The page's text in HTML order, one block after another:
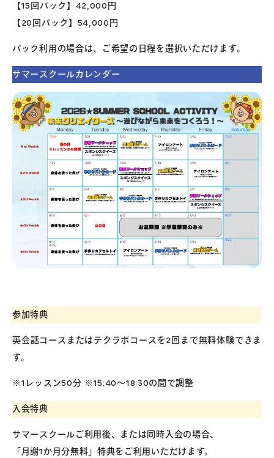
【15回パック】42,000円
【20回パック】54,000円
パック利用の場合は、ご希望の日程を選択いただけます。
サマースクールカレンダー
参加特典
英会話コースまたはテクラボコースを2回まで無料体験できま
す。
※1レッスン50分 ※15:40～18:30の間で調整
入会特典
サマースクールご利用後、または同時入会の場合、
「月謝1か月分無料」特典をご利用いただけます。